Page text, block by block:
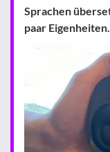
Sprachen
paar Eigenheiten.